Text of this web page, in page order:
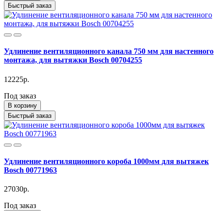
Быстрый заказ
Удлинение вентиляционного канала 750 мм для настенного
монтажа, для вытяжки Bosch 00704255
12225р.
Под заказ
В корзину
Быстрый заказ
Удлинение вентиляционного короба 1000мм для вытяжек
Bosch 00771963
27030р.
Под заказ